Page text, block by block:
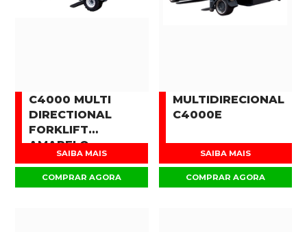
C4000 MULTI
DIRECTIONAL
FORKLIFT
AMARELO
SAIBA MAIS
COMPRAR AGORA
MULTIDIRECIONAL
C4000E
SAIBA MAIS
COMPRAR AGORA